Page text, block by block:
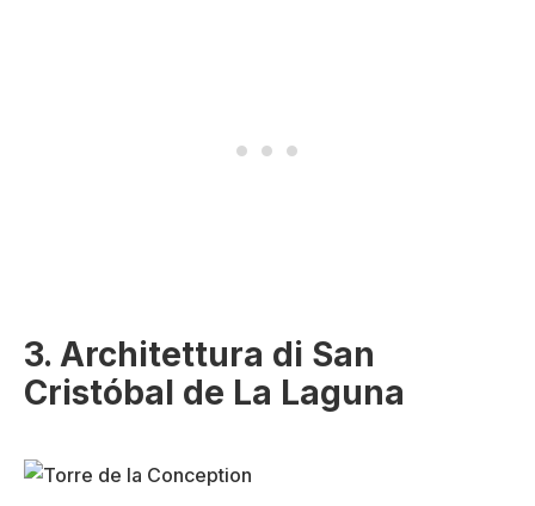
3. Architettura di San
Cristóbal de La Laguna